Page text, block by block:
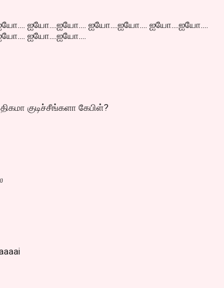
ஐயோ....ஐயோ.... ஐயோ....ஐயோ.... ஐயோ....ஐயோ....
ஐயோ....ஐயோ....
குடிச்சீங்களா கேபிள்?